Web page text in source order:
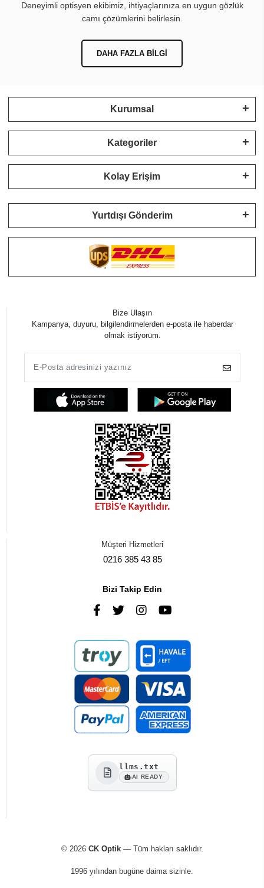
Deneyimli optisyen ekibimiz, ihtiyaçlarınıza en uygun gözlük
camı çözümlerini belirlesin.
DAHA FAZLA BILGI
Kurumsal
Kategoriler
Kolay Erişim
Yurtdışı Gönderim
Bize Ulaşın
Kampanya, duyuru, bilgilendirmelerden e-posta ile haberdar
olmak istiyorum.
Müşteri Hizmetleri
0216 385 43 85
Bizi Takip Edin
llms.txt
AI READY
© 2026 CK Optik— Tüm hakları saklıdır.
1996 yılından bugüne daima sizinle.